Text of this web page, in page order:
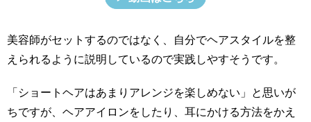
美容師がセットするのではなく、自分でヘアスタイルを整
えられるように説明しているので実践しやすそうです。
「ショートヘアはあまりアレンジを楽しめない」と思いが
ちですが、ヘアアイロンをしたり、耳にかける方法をかえ